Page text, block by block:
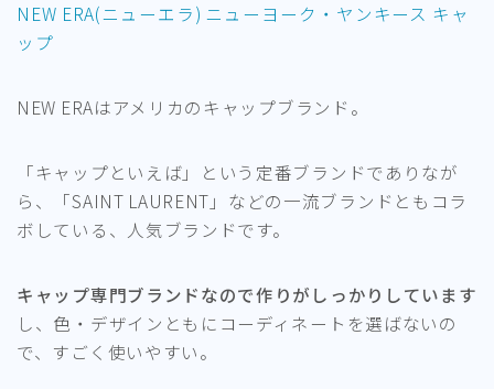
NEW ERA(ニューエラ) ニューヨーク・ヤンキース キャ
ップ
NEW ERAはアメリカのキャップブランド。
「キャップといえば」という定番ブランドでありなが
ら、「SAINT LAURENT」などの一流ブランドともコラ
ボしている、人気ブランドです。
キャップ専門ブランドなので作りがしっかりしています
し、色・デザインともにコーディネートを選ばないの
で、すごく使いやすい。